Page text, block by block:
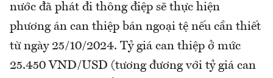
nước đã phát đi thông điệp sẽ thực hiện
phương án can thiệp bán ngoại tệ nếu cần thiết
từ ngày 25/10/2024. Tỷ giá can thiệp ở mức
25.450 VND/USD (tương đương với tỷ giá can